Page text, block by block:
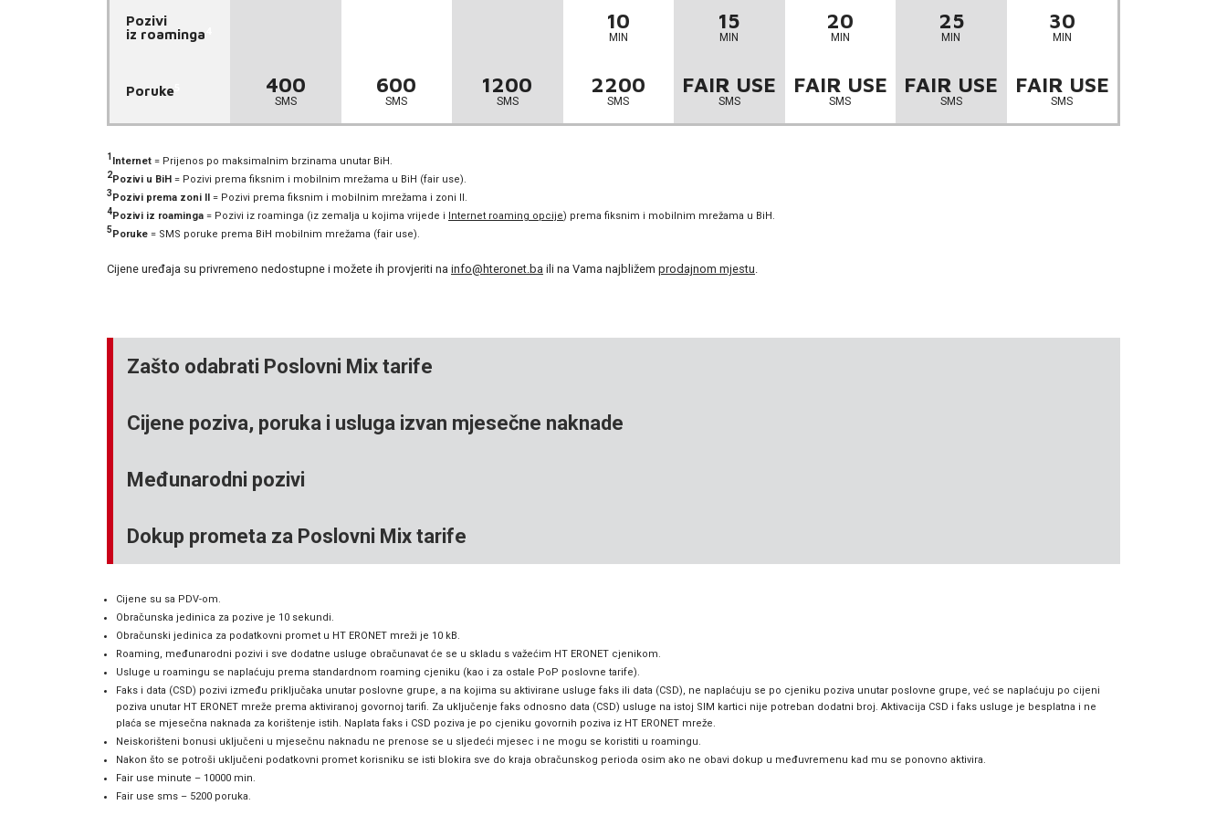
Pozivi
iz roaminga
10
MIN
15
MIN
20
MIN
25
MIN
30
MIN
Poruke 400
SMS
600
SMS
1200
SMS
2200
SMS
FAIR USE
SMS
FAIR USE
SMS
FAIR USE
SMS
FAIR USE
SMS
1 Internet = Prijenos po maksimalnim brzinama unutar BiH.
2Pozivi u BiH = Pozivi prema fiksnim i mobilnim mrežama u BiH (fair use).
3 Pozivi prema zoni II = Pozivi prema fiksnim i mobilnim mrežama i zoni II.
4Pozivi iz roaminga = Pozivi iz roaminga (iz zemalja u kojima vrijede i Internet roaming opcije) prema fiksnim i mobilnim mrežama u BiH.
5Poruke = SMS poruke prema BiH mobilnim mrežama (fair use).
Cijene uređaja su privremeno nedostupne i možete ih provjeriti na info@hteronet.ba ili na Vama najbližem prodajnom mjestu.
Zašto odabrati Poslovni Mix tarife
Cijene poziva, poruka i usluga izvan mjesečne naknade
Međunarodni pozivi
Dokup prometa za Poslovni Mix tarife
Cijene su sa PDV-om.
Obračunska jedinica za pozive je 10 sekundi.
Obračunski jedinica za podatkovni promet u HT ERONET mreži je 10 kB.
Roaming, međunarodni pozivi i sve dodatne usluge obračunavat će se u skladu s važećim HT ERONET cjenikom.
Usluge u roamingu se naplaćuju prema standardnom roaming cjeniku (kao i za ostale PoP poslovne tarife).
Faks i data (CSD) pozivi između priključaka unutar poslovne grupe, a na kojima su aktivirane usluge faks ili data (CSD), ne naplaćuju se po cjeniku poziva unutar poslovne grupe, već se naplaćuju po cijeni
poziva unutar HT ERONET mreže prema aktiviranoj govornoj tarifi. Za uključenje faks odnosno data (CSD) usluge na istoj SIM kartici nije potreban dodatni broj. Aktivacija CSD i faks usluge je besplatna i ne
plaća se mjesečna naknada za korištenje istih. Naplata faks i CSD poziva je po cjeniku govornih poziva iz HT ERONET mreže.
Neiskorišteni bonusi uključeni u mjesečnu naknadu ne prenose se u sljedeći mjesec i ne mogu se koristiti u roamingu.
Nakon što se potroši uključeni podatkovni promet korisniku se isti blokira sve do kraja obračunskog perioda osim ako ne obavi dokup u međuvremenu kad mu se ponovno aktivira.
Fair use minute – 10000 min.
Fair use sms – 5200 poruka.